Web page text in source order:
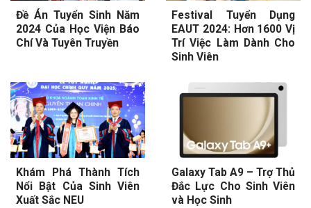
Đề Án Tuyển Sinh Năm
2024 Của Học Viện Báo
Chí Và Tuyên Truyền
Festival Tuyển Dụng
EAUT 2024: Hơn 1600 Vị
Trí Việc Làm Dành Cho
Sinh Viên
Khám Phá Thành Tích
Nổi Bật Của Sinh Viên
Xuất Sắc NEU
Galaxy Tab A9 – Trợ Thủ
Đắc Lực Cho Sinh Viên
và Học Sinh